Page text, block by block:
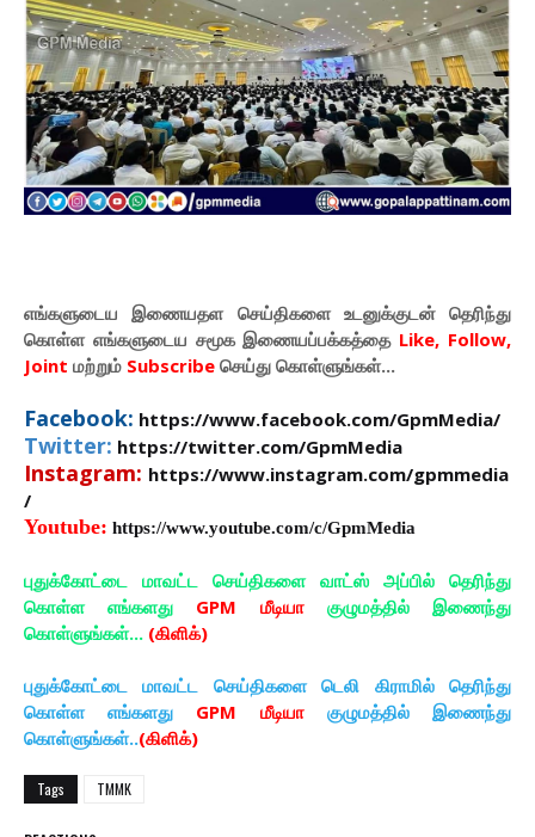
எங்களுடைய இணையதள செய்திகளை உடனுக்குடன் தெரிந்து
கொள்ள எங்களுடைய சமூக இணையப்பக்கத்தை Like, Follow,
Joint மற்றும் Subscribe செய்து கொள்ளுங்கள்...
Facebook: https://www.facebook.com/GpmMedia/
Twitter: https://twitter.com/GpmMedia
Instagram: https://www.instagram.com/gpmmedia
/
Youtube: https://www.youtube.com/c/GpmMedia
புதுக்கோட்டை மாவட்ட செய்திகளை வாட்ஸ் அப்பில் தெரிந்து
கொள்ள எங்களது GPM மீடியாகுழுமத்தில் இணைந்து
கொள்ளுங்கள்... (கிளிக்)
புதுக்கோட்டை மாவட்ட செய்திகளை டெலி கிராமில் தெரிந்து
கொள்ள எங்களது GPM மீடியாகுழுமத்தில் இணைந்து
கொள்ளுங்கள்..(கிளிக்)
Tags TMMK